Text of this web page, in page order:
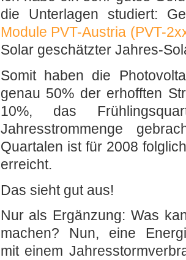
die Unterlagen studiert:
Module PVT-Austria (PVT-
Solar geschätzter Jahres-
Somit haben die
genau 50% der erhofften
10%, das
Jahresstrommenge
Quartalen ist für 2008
erreicht.
Das sieht gut aus!
Nur als Ergänzung: Was
machen? Nun, eine
mit einem